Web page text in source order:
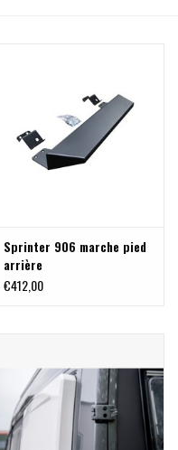
Sprinter 906 marche pied
arrière
€412,00